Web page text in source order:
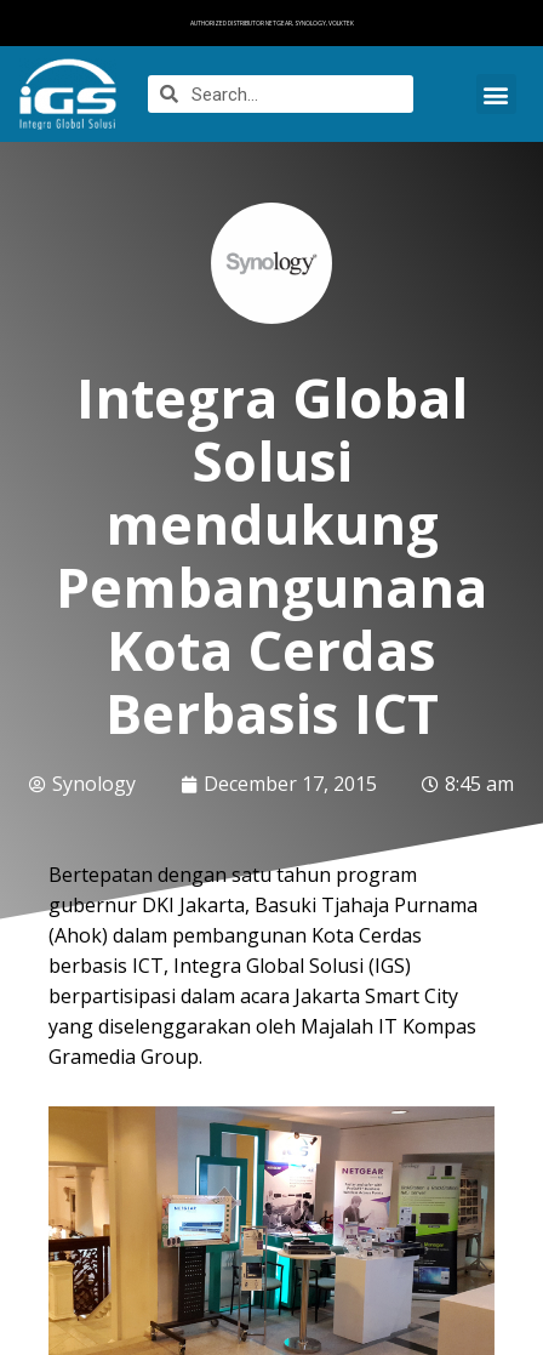
AUTHORIZED DISTRIBUTOR NETGEAR, SYNOLOGY, VOLKTEK
Integra Global
Solusi
mendukung
Pembangunana
Kota Cerdas
Berbasis ICT
Synology December 17, 2015 8:45 am
Bertepatan dengan satu tahun program
gubernur DKI Jakarta, Basuki Tjahaja Purnama
(Ahok) dalam pembangunan Kota Cerdas
berbasis ICT, Integra Global Solusi (IGS)
berpartisipasi dalam acara Jakarta Smart City
yang diselenggarakan oleh Majalah IT Kompas
Gramedia Group.